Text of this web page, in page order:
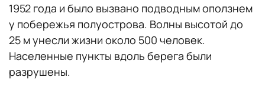
1952 года и было вызвано подводным оползнем
у побережья полуострова. Волны высотой до
25 м унесли жизни около 500 человек.
Населенные пункты вдоль берега были
разрушены.